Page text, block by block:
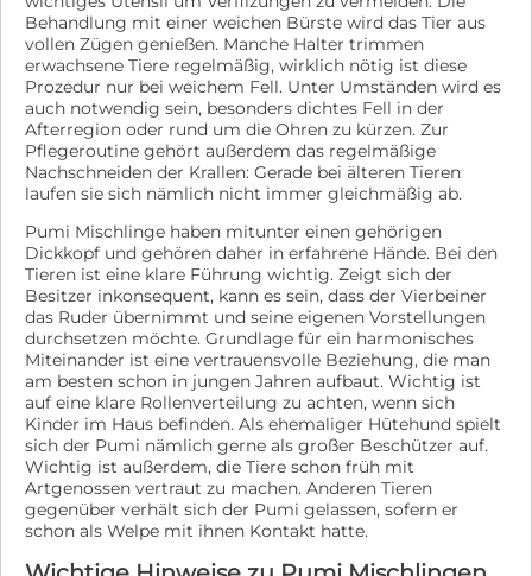
Anhänger mit Eurer Telefonnummer. Ob die Fellnasen
stubenrein sind? Diese Frage können wir nicht
beantworten, aber wenn Sie diesbezüglich Bedenken
haben, sind gerettete Tierschutztiere sicher nichts für
Sie. Bedenken Sie bitte, dass viele dieser Tiere noch
niemals im Haus gelebt haben. In Ungarn ist es oft
üblich, dass die Vierbeiner im Garten leben und sich
selbst überlassen werden. Wir suchen Menschen, die
nicht bei einem "Unglück auf dem Teppich" gleich in
Rückschritten. Einige der Fellnasen kennen kein Gassi
gehen, keinen Straßenverkehr, keine Alltagsgeräusche
von Staubsauger und Co. und kein eigenes Körbchen,
alles ist Neuland für sie. Gefragt sind liebevolle,
verantwortungsbewusste, geduldige Menschen, die
wissen, dass mit einem Tier nicht nur eine Menge Spaß
und Freude, sondern auch Erziehungs- und viel Putz-
Arbeit ins Haus kommt. Die Verhaltensbeschreibung
des Tieres beruht auf Beobachtungen der Tierschützer
vor Ort, in Ungarn. Im neuen Zuhause wird/kann sich
der Vierbeiner charakterlich anpassen und/oder
verändern. Ob Jagdtrieb vorhanden ist, lässt sich vor
Ort nicht zuverlässig einschätzen. Unsere Tiere haben
einen Mikrochip, die "Standard-Impfungen“ und sind
zurückhaltend, doch hat sie erst einmal Vertrauen
gefasst, zeigt die hübsche Hündin, was in ihr steckt.
Merlina ist mal abwartend, dann wieder sehr neugierig,
sie hat eine rasche Auffassungsgabe, lernt äußerst
schnell und möchte immer alles richtig machen.
Gerne würde sie das Hundeeinmaleins erlernen und
vieles mehr, sie ist clever. Wir suchen für sie eine
Familie, die gerne lange Schnüffelrunden und Outdoor-
Aktivitäten machen möchte und ihr zeigt, wie schön
ein Hundeleben mit liebevollen Streicheleinheiten in
einem geborgenen Zuhause sein kann. Kinder sollten
jedoch schon älter und standfest und den Umgang mit
Hunden gewöhnt sein und den nötigen Respekt haben.
Wir sehen Merlina eher in einer ländlichen Umgebung
oder am grünen Stadtrand. Für in die City, ist sie nicht
geeignet, die Geräuschkulisse, die Abgase und
Umweltreize, würden sie nach kurzer Zeit überfordern.
Merlina ist bei Ausreise entwurmt, gechipt, geimpft
und kastriert. Hunde für die Schweiz: Abholung in
Deutschland Keine Vermittlung nach Österreich
möglich (neues Gesetz seit 01.01.2019) Bitte sichert den
Euch anvertrauten Vierbeiner, über Monate sorgfältig.
Achtet auf geschlossene Türen und Fenster. BITTE
DOPPELSICHERUNG, Zug-Stopp-Halsband und
Sicherheitsgeschirr und 2 Leinen und Anhänger mit
Behandlung mit einer weichen Bürste wird das Tier aus
vollen Zügen genießen. Manche Halter trimmen
erwachsene Tiere regelmäßig, wirklich nötig ist diese
Prozedur nur bei weichem Fell. Unter Umständen wird es
auch notwendig sein, besonders dichtes Fell in der
Afterregion oder rund um die Ohren zu kürzen. Zur
Pflegeroutine gehört außerdem das regelmäßige
Nachschneiden der Krallen: Gerade bei älteren Tieren
laufen sie sich nämlich nicht immer gleichmäßig ab.
Pumi Mischlinge haben mitunter einen gehörigen
Dickkopf und gehören daher in erfahrene Hände. Bei den
Tieren ist eine klare Führung wichtig. Zeigt sich der
Besitzer inkonsequent, kann es sein, dass der Vierbeiner
das Ruder übernimmt und seine eigenen Vorstellungen
durchsetzen möchte. Grundlage für ein harmonisches
Miteinander ist eine vertrauensvolle Beziehung, die man
am besten schon in jungen Jahren aufbaut. Wichtig ist
auf eine klare Rollenverteilung zu achten, wenn sich
Kinder im Haus befinden. Als ehemaliger Hütehund spielt
sich der Pumi nämlich gerne als großer Beschützer auf.
Wichtig ist außerdem, die Tiere schon früh mit
Artgenossen vertraut zu machen. Anderen Tieren
gegenüber verhält sich der Pumi gelassen, sofern er
schon als Welpe mit ihnen Kontakt hatte.